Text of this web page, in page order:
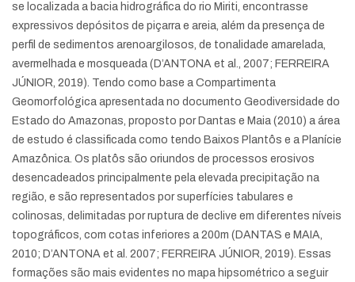
se localizada a bacia hidrográfica do rio Miriti, encontrasse
expressivos depósitos de piçarra e areia, além da presença de
perfil de sedimentos arenoargilosos, de tonalidade amarelada,
avermelhada e mosqueada (D’ANTONA et al., 2007; FERREIRA
JÚNIOR, 2019). Tendo como base a Compartimenta
Geomorfológica apresentada no documento Geodiversidade do
Estado do Amazonas, proposto por Dantas e Maia (2010) a área
de estudo é classificada como tendo Baixos Plantôs e a Planície
Amazônica. Os platôs são oriundos de processos erosivos
desencadeados principalmente pela elevada precipitação na
região, e são representados por superfícies tabulares e
colinosas, delimitadas por ruptura de declive em diferentes níveis
topográficos, com cotas inferiores a 200m (DANTAS e MAIA,
2010; D’ANTONA et al. 2007; FERREIRA JÚNIOR, 2019). Essas
formações são mais evidentes no mapa hipsométrico a seguir